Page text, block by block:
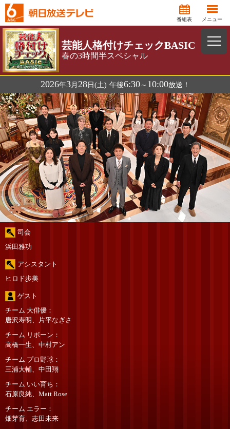
番組表 メニュー
芸能人格付けチェックBASIC
春の3時間半スペシャル
2026年3月 28日(土) 午後6:30～ 10:00放送！
司会
浜田雅功
アシスタント
ヒロド歩美
ゲスト
チーム 大俳優
唐沢寿明、片平なぎさ
チーム リボーン
高橋一生、中村アン
チーム プロ野球
三浦大輔、中田翔
チーム いい育ち
石原良純、Matt Rose
チーム エラー
畑芽育、志田未来